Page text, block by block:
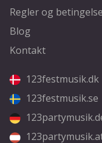
Regler og
Blog
Kontakt
123festmusik.dk
123festmusik.se